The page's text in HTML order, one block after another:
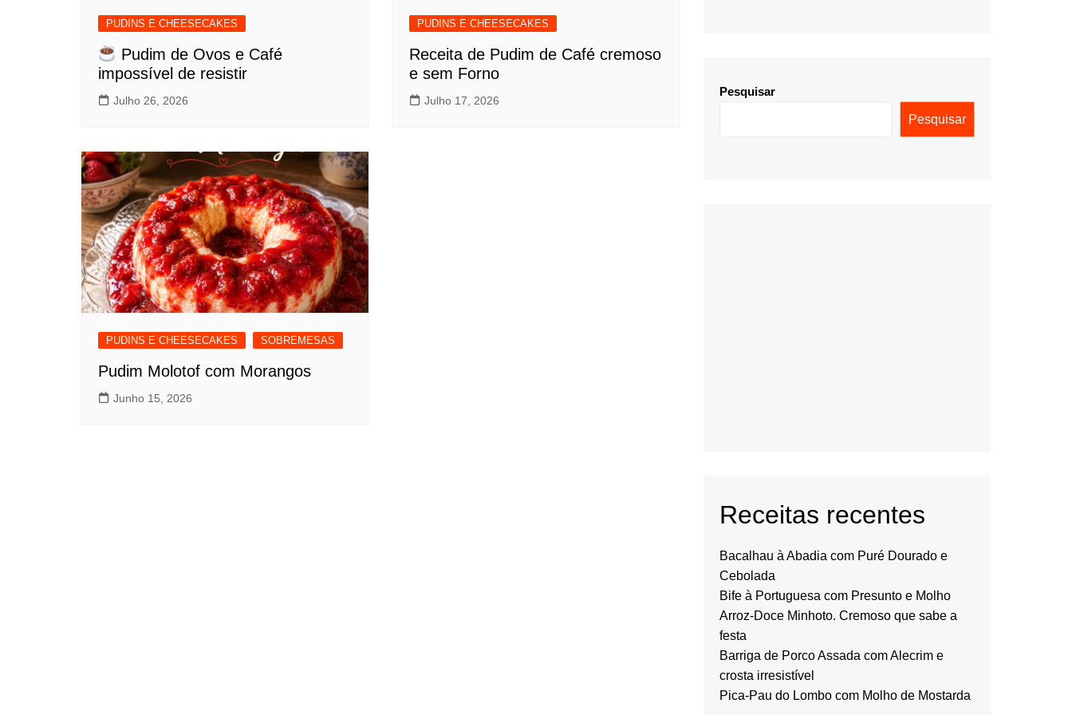
PUDINS E CHEESECAKES
Pudim de Ovos e Café
impossível de resistir
Julho 26, 2026
PUDINS E CHEESECAKES
Receita de Pudim de Café cremoso
e sem Forno
Julho 17, 2026
PUDINS E CHEESECAKES SOBREMESAS
Pudim Molotof com Morangos
Junho 15, 2026
Pesquisar
Pesquisar
Receitas recentes
Bacalhau à Abadia com Puré Dourado e
Cebolada
Bife à Portuguesa com Presunto e Molho
Arroz-Doce Minhoto. Cremoso que sabe a
festa
Barriga de Porco Assada com Alecrim e
crosta irresistível
Pica-Pau do Lombo com Molho de Mostarda